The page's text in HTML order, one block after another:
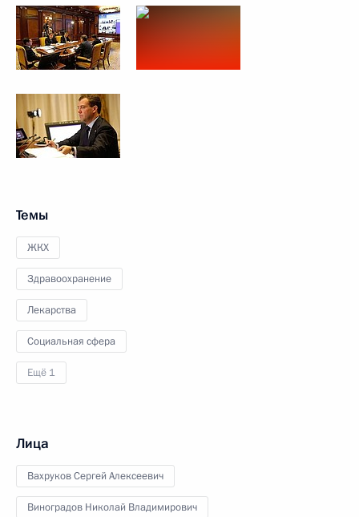
Темы
ЖКХ
Здравоохранение
Лекарства
Социальная сфера
Ещё 1
Лица
Вахруков Сергей Алексеевич
Виноградов Николай Владимирович